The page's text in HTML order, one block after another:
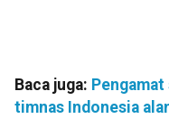
Baca juga:
timnas Indonesia